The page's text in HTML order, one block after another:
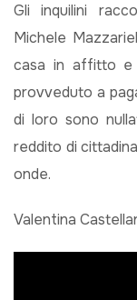
Gli inquilini
Michele
casa in affitto e
provveduto a
di loro sono
reddito di
onde.
Valentina